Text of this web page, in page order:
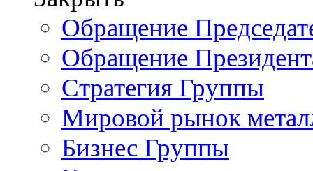
Обращение
Обращение
Стратегия Группы
Мировой рынок
Бизнес Группы